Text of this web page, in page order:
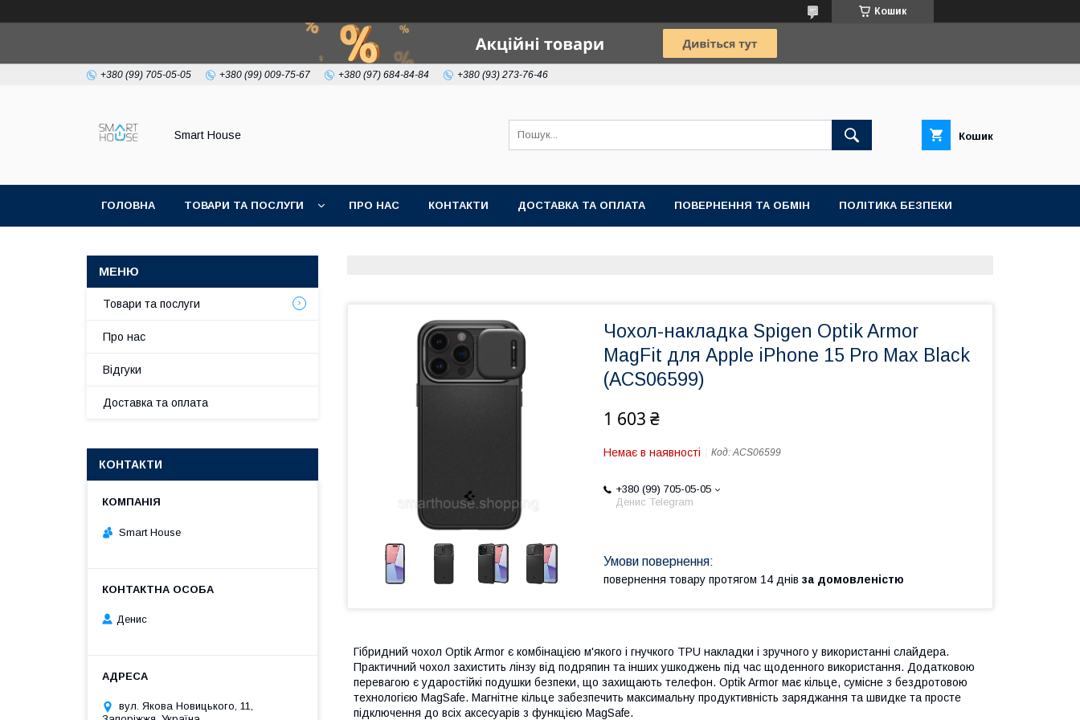
Кошик
+380 (99) 705-05-05 +380 (99) 009-75-67 +380 (97) 684-84-84 +380 (93) 273-76-46
Smart House Кошик
ГОЛОВНА ТОВАРИ ТА ПОСЛУГИ ПРО НАС КОНТАКТИ ДОСТАВКА ТА ОПЛАТА ПОВЕРНЕННЯ ТА ОБМІН ПОЛІТИКА БЕЗПЕКИ
Чохол-накладка Spigen Optik Armor
MagFit для Apple iPhone 15 Pro Max Black
(ACS06599)
1 603 ₴
Немає в наявності Код:ACS06599
+380 (99) 705-05-05
Денис Telegram
повернення товару протягом 14 днів за домовленістю
Гібридний чохол Optik Armor є комбінацією м'якого і гнучкого TPU накладки і зручного у використанні слайдера.
Практичний чохол захистить лінзу від подряпин та інших ушкоджень під час щоденного використання. Додатковою
перевагою є ударостійкі подушки безпеки, що захищають телефон. Optik Armor має кільце, сумісне з бездротовою
технологією MagSafe. Магнітне кільце забезпечить максимальну продуктивність заряджання та швидке та просте
підключення до всіх аксесуарів з функцією MagSafe.
Товари та послуги
Про нас
Відгуки
Доставка та оплата
КОНТАКТИ
Smart House
Денис
вул. Якова Новицького, 11,